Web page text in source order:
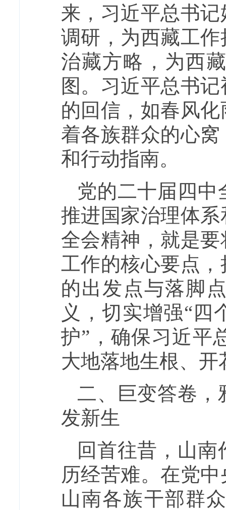
来，习近平总书
调研，为西藏工
治藏方略，为西
图。习近平总书
的回信，如春风
着各族群众的心
和行动指南。
党的二十届四
推进国家治理体
全会精神，就是
工作的核心要点
的出发点与落脚
义，切实增强“四
护”，确保习近平
大地落地生根、开
二、巨变答卷，
发新生
回首往昔，山
历经苦难。在党
山南各族干部群